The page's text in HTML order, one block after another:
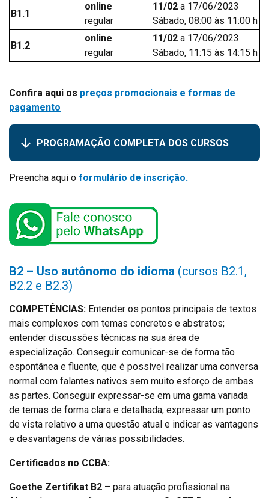
B1.1
online
regular
11/02 a 17/06/2023
Sábado, 08:00 às 11:00 h
B1.2
online
regular
11/02 a 17/06/2023
Sábado, 11:15 às 14:15 h
Confira aqui os preços promocionais e formas de
pagamento
PROGRAMAÇÃO COMPLETA DOS CURSOS
Preencha aqui o formulário de inscrição.
B2 – Uso autônomo do idioma (cursos B2.1,
B2.2 e B2.3)
COMPETÊNCIAS: Entender os pontos principais de textos
mais complexos com temas concretos e abstratos;
entender discussões técnicas na sua área de
especialização. Conseguir comunicar-se de forma tão
espontânea e fluente, que é possível realizar uma conversa
normal com falantes nativos sem muito esforço de ambas
as partes. Conseguir expressar-se em uma gama variada
de temas de forma clara e detalhada, expressar um ponto
de vista relativo a uma questão atual e indicar as vantagens
e desvantagens de várias possibilidades.
Certificados no CCBA:
Goethe Zertifikat B2 – para atuação profissional na